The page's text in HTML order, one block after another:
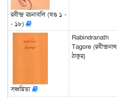
রবীন্দ্র রচনাবলি (খণ্ড ১ -
- ১৮)
সঞ্চয়িতা
Rabindranath
Tagore (রবীন্দ্রনাথ
ঠাকুর)